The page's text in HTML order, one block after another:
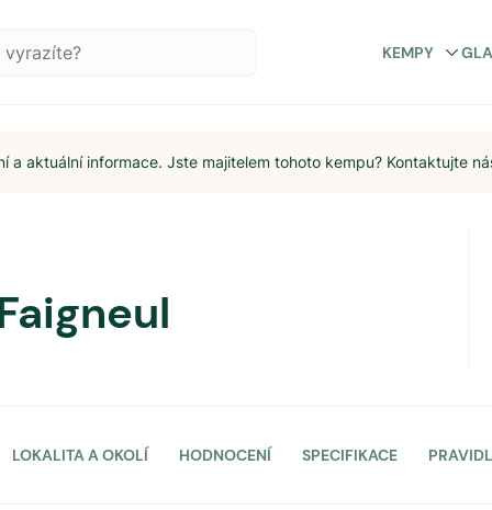
KEMPY
a aktuální informace. Jste majitelem tohoto kempu? Kontaktujte
LOKALITA A OKOLÍ HODNOCENÍ SPECIFIKACE